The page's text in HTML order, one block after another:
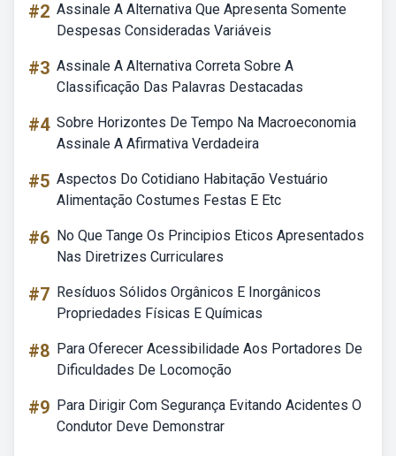
#2 Assinale A Alternativa Que Apresenta Somente
Despesas Consideradas Variáveis
#3 Assinale A Alternativa Correta Sobre A
Classificação Das Palavras Destacadas
#4 Sobre Horizontes De Tempo Na Macroeconomia
Assinale A Afirmativa Verdadeira
#5 Aspectos Do Cotidiano Habitação Vestuário
Alimentação Costumes Festas E Etc
#6 No Que Tange Os Principios Eticos Apresentados
Nas Diretrizes Curriculares
#7 Resíduos Sólidos Orgânicos E Inorgânicos
Propriedades Físicas E Químicas
#8 Para Oferecer Acessibilidade Aos Portadores De
Dificuldades De Locomoção
#9 Para Dirigir Com Segurança Evitando Acidentes O
Condutor Deve Demonstrar